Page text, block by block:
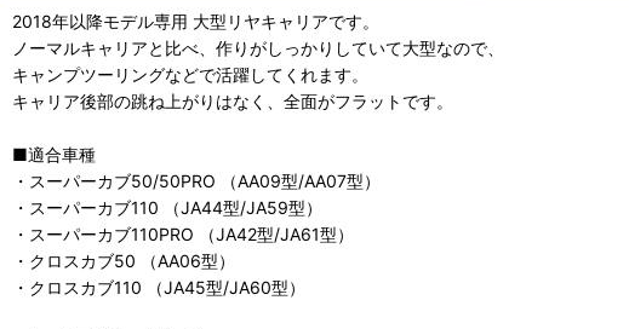
2018年以降モデル専用 大型リヤキャリアです。
ノーマルキャリアと比べ、作りがしっかりしていて大型なので、
キャンプツーリングなどで活躍してくれます。
キャリア後部の跳ね上がりはなく、全面がフラットです。
■適合車種
・スーパーカブ50/50PRO （AA09型/AA07型）
・スーパーカブ110 （JA44型/JA59型）
・スーパーカブ110PRO （JA42型/JA61型）
・クロスカブ50 （AA06型）
・クロスカブ110 （JA45型/JA60型）